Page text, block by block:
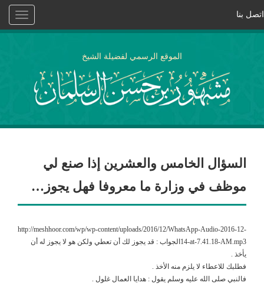
Toggle
اتصل بنا
الموقع الرسمي لفضيلة الشيخ
السؤال الخامس والعشرين إذا صنع لي
موظف في وزارة ما معروفا فهل يجوز…
http://meshhoor.com/wp/wp-content/uploads/2016/12/WhatsApp-Audio-2016-12-
14-at-7.41.18-AM.mp3الجواب : قد يجوز لك أن تعطي ولكن هو لا يجوز له أن
يأخذ .
فطلبك للاعطاء لا يلزم منه الأخذ .
فالنبي صلى الله عليه وسلم يقول : هدايا العمال غلول .